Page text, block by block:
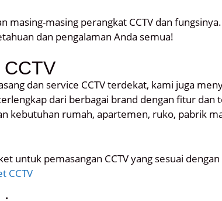
masing-masing perangkat CCTV dan
dan pengalaman Anda semua!
dan service CCTV terdekat, kami juga
dari berbagai brand dengan fitur dan
kebutuhan rumah, apartemen, ruko, pabrik
untuk pemasangan CCTV yang sesuai
CCTV